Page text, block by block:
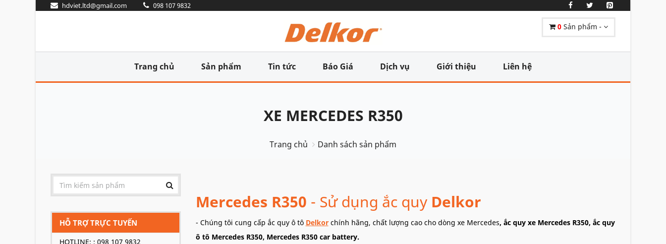
hdviet.ltd@gmail.com 098 107 9832
0 Sản phẩm -
Trang chủ Sản phẩm Tin tức Báo Giá Dịch vụ Giới thiệu Liên hệ
XE MERCEDES R350
Trang chủ Danh sách sản phẩm
HỖ TRỢ TRỰC TUYẾN
HOTLINE: : 098 107 9832
Mercedes R350 - Sử dụng ắc quy Delkor
- Chúng tôi cung cấp ắc quy ô tô Delkorchính hãng, chất lượng cao cho dòng xe Mercedes, ắc quy xe Mercedes R350, ắc quy
ô tô Mercedes R350, Mercedes R350 car battery.